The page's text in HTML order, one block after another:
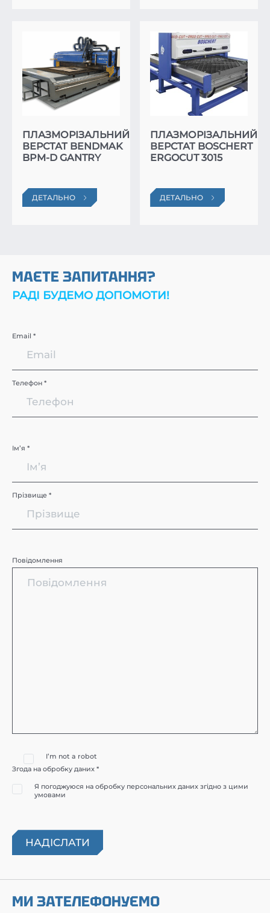
ПЛАЗМОРІЗАЛЬНИЙ
ВЕРСТАТ BENDMAK
BPM-D GANTRY
ДЕТАЛЬНО
ПЛАЗМОРІЗАЛЬНИЙ
ВЕРСТАТ BOSCHERT
ERGOCUT 3015
ДЕТАЛЬНО
МАЄТЕ ЗАПИТАННЯ?
РАДІ БУДЕМО ДОПОМОТИ!
Email *
Телефон *
Імʼя *
Прізвище *
Повідомлення
I’m not a robot
Згода на обробку даних *
Я погоджуюся на обробку персональних даних згідно з цими
умовами
МИ ЗАТЕЛЕФОНУЄМО